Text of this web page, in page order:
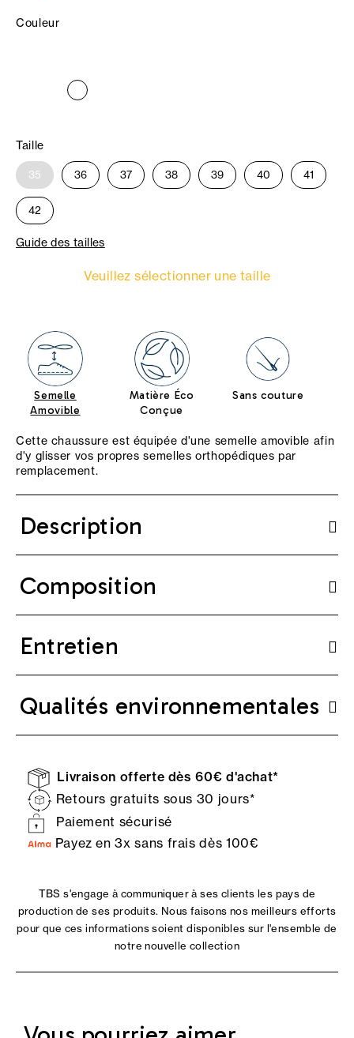
Couleur
Taille
35 36 37 38 39 40 41
42
Guide des tailles
Veuillez sélectionner une taille
Semelle
Amovible
Matière Éco
Conçue
Sans couture
Cette chaussure est équipée d'une semelle amovible afin
d'y glisser vos propres semelles orthopédiques par
remplacement.
Description
Composition
Entretien
Qualités environnementales
Livraison offerte dès 60€ d'achat*
Retours gratuits sous 30 jours*
Paiement sécurisé
Payez en 3x sans frais dès 100€
TBS s'engage à communiquer à ses clients les pays de
production de ses produits. Nous faisons nos meilleurs efforts
pour que ces informations soient disponibles sur l'ensemble de
notre nouvelle collection